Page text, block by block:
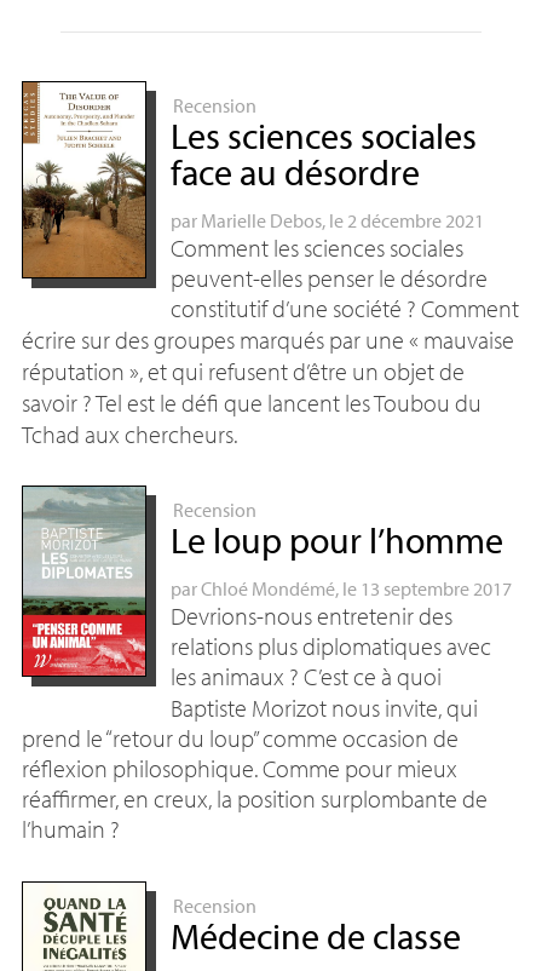
Recension
Les sciences sociales
face au désordre
par Marielle Debos, le 2 décembre 2021
Comment les sciences sociales
peuvent-elles penser le désordre
constitutif d’une société ? Comment
écrire sur des groupes marqués par une « mauvaise
réputation », et qui refusent d’être un objet de
savoir ? Tel est le défi que lancent les Toubou du
Tchad aux chercheurs.
Recension
Le loup pour l’homme
parChloé Mondémé, le 13 septembre 2017
Devrions-nous entretenir des
relations plus diplomatiques avec
les animaux ? C’est ce à quoi
Baptiste Morizot nous invite, qui
prend le “retour du loup” comme occasion de
réflexion philosophique. Comme pour mieux
réaffirmer, en creux, la position surplombante de
l’humain ?
Recension
Médecine de classe